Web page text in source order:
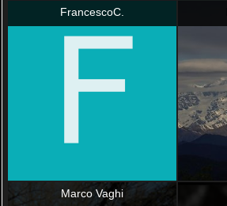
FrancescoC.
Marco Vaghi